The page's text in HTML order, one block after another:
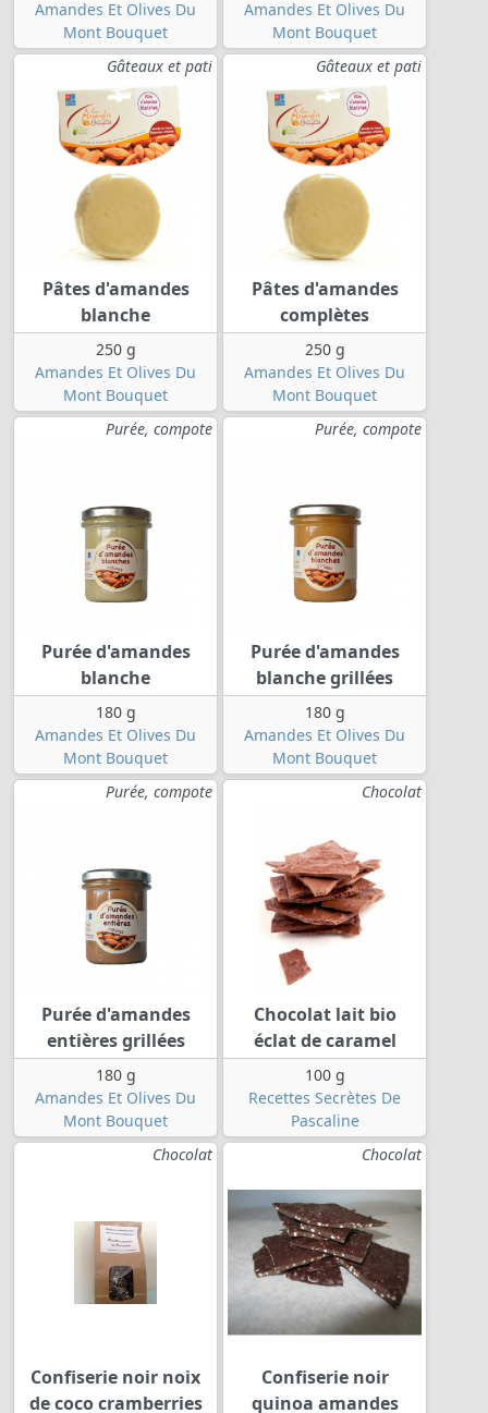
Amandes Et Olives Du
Mont Bouquet
Amandes Et Olives Du
Mont Bouquet
Gâteaux et pati
Pâtes d'amandes
blanche
250 g
Amandes Et Olives Du
Mont Bouquet
Gâteaux et pati
Pâtes d'amandes
complètes
250 g
Amandes Et Olives Du
Mont Bouquet
Purée, compote
Purée d'amandes
blanche
180 g
Amandes Et Olives Du
Mont Bouquet
Purée, compote
Purée d'amandes
blanche grillées
180 g
Amandes Et Olives Du
Mont Bouquet
Purée, compote
Purée d'amandes
entières grillées
180 g
Amandes Et Olives Du
Mont Bouquet
Chocolat
Chocolat lait bio
éclat de caramel
100 g
Recettes Secrètes De
Pascaline
Chocolat
Confiserie noir noix
de coco cramberries
Chocolat
Confiserie noir
quinoa amandes